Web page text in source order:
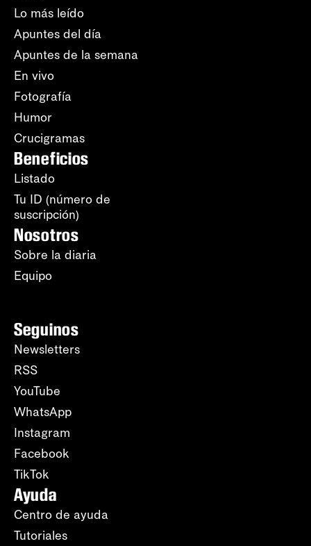
Lo más leído
Apuntes del día
Apuntes de la semana
En vivo
Fotografía
Humor
Crucigramas
Beneficios
Listado
Tu ID (número de
suscripción)
Nosotros
Sobre la diaria
Equipo
Seguinos
Newsletters
RSS
YouTube
WhatsApp
Instagram
Facebook
TikTok
Ayuda
Centro de ayuda
Tutoriales